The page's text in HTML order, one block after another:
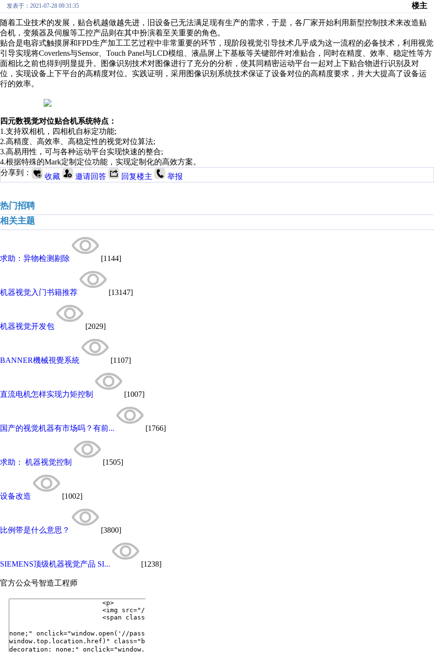
发表于：2021-07-28 09:31:35 楼主
随着工业技术的发展，贴合机越做越先进，旧设备已无法满足现有生产的需求，于是，各厂家开始利用新型控制技术来改造贴
合机，变频器及伺服等工控产品则在其中扮演着至关重要的角色。
贴合是电容式触摸屏和FPD生产加工工艺过程中非常重要的环节，现阶段视觉引导技术几乎成为这一流程的必备技术，利用视觉
引导实现将Coverlens与Sensor、Touch Panel与LCD模组、液晶屏上下基板等关键部件对准贴合，同时在精度、效率、稳定性等方
面相比之前也得到明显提升。图像识别技术对图像进行了充分的分析，使其同精密运动平台一起对上下贴合物进行识别及对
位，实现设备上下平台的高精度对位。实践证明，采用图像识别系统技术保证了设备对位的高精度要求，并大大提高了设备运
行的效率。
四元数视觉对位贴合机系统特点：
1.支持双相机，四相机自标定功能;
2.高精度、高效率、高稳定性的视觉对位算法;
3.高易用性，可与各种运动平台实现快速的整合;
4.根据特殊的Mark定制定位功能，实现定制化的高效方案。
分享到：
收藏 邀请回答 回复楼主 举报
热门招聘
相关主题
求助：异物检测剔除 [1144]
机器视觉入门书籍推荐 [13147]
机器视觉开发包 [2029]
BANNER機械視覺系統 [1107]
直流电机怎样实现力矩控制 [1007]
国产的视觉机器有市场吗？有前... [1766]
求助： 机器视觉控制 [1505]
设备改造 [1002]
比例带是什么意思？ [3800]
SIEMENS顶级机器视觉产品 SI... [1238]
官方公众号智造工程师